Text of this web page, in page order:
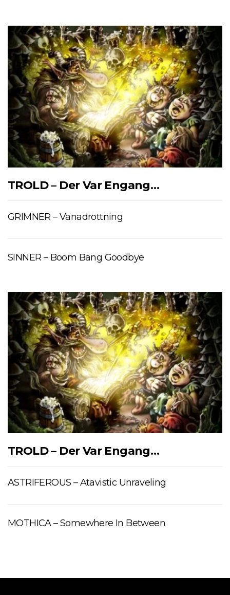
TROLD – Der Var Engang…
GRIMNER – Vanadrottning
SINNER – Boom Bang Goodbye
TROLD – Der Var Engang…
ASTRIFEROUS – Atavistic Unraveling
MOTHICA – Somewhere In Between